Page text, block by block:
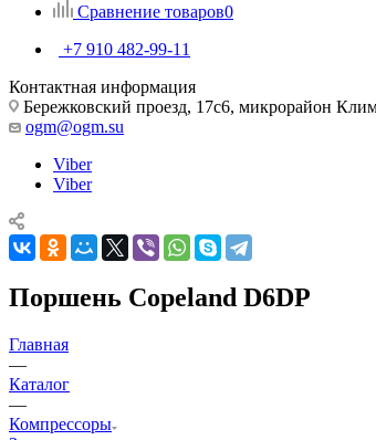
Сравнение товаров0
+7 910 482-99-11
Контактная информация
Бережковский проезд, 17с6, микрорайон
ogm@ogm.su
Viber
Viber
Поршень Copeland D6DP
Главная
—
Каталог
—
Компрессоры